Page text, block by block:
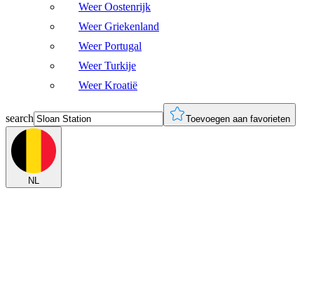
Weer Oostenrijk
Weer Griekenland
Weer Portugal
Weer Turkije
Weer Kroatië
search Toevoegen aan favorieten
NL